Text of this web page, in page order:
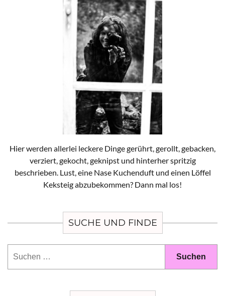
Hier werden allerlei leckere Dinge gerührt, gerollt, gebacken,
verziert, gekocht, geknipst und hinterher spritzig
beschrieben. Lust, eine Nase Kuchenduft und einen Löffel
Keksteig abzubekommen? Dann mal los!
SUCHE UND FINDE